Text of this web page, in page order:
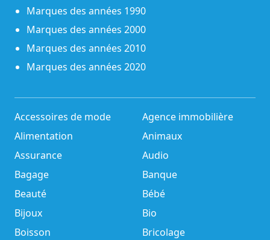
Marques des années 1990
Marques des années 2000
Marques des années 2010
Marques des années 2020
Accessoires de mode
Agence immobilière
Alimentation
Animaux
Assurance
Audio
Bagage
Banque
Beauté
Bébé
Bijoux
Bio
Boisson
Bricolage